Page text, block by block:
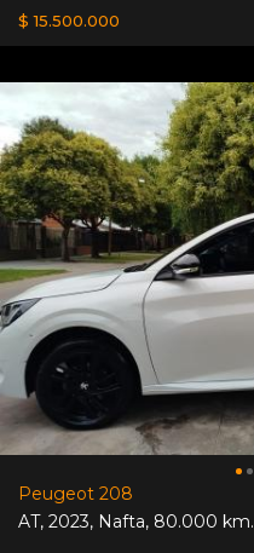
$ 15.500.000
Peugeot 208
AT, 2023, Nafta, 80.000 km.